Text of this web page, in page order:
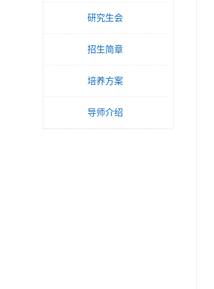
研究生会
招生简章
培养方案
导师介绍